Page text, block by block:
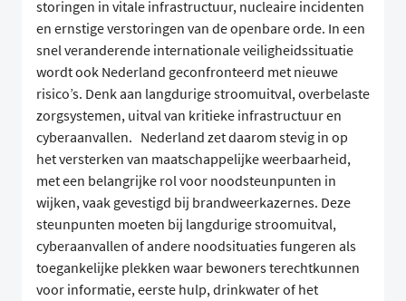
storingen in vitale infrastructuur, nucleaire incidenten
en ernstige verstoringen van de openbare orde. In een
snel veranderende internationale veiligheidssituatie
wordt ook Nederland geconfronteerd met nieuwe
risico’s. Denk aan langdurige stroomuitval, overbelaste
zorgsystemen, uitval van kritieke infrastructuur en
cyberaanvallen. Nederland zet daarom stevig in op
het versterken van maatschappelijke weerbaarheid,
met een belangrijke rol voor noodsteunpunten in
wijken, vaak gevestigd bij brandweerkazernes. Deze
steunpunten moeten bij langdurige stroomuitval,
cyberaanvallen of andere noodsituaties fungeren als
toegankelijke plekken waar bewoners terechtkunnen
voor informatie, eerste hulp, drinkwater of het